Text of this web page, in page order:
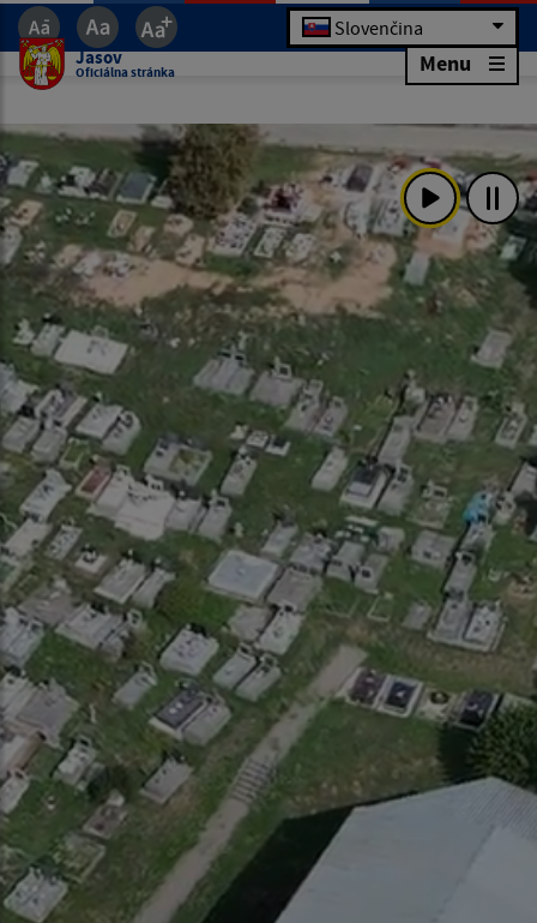
Slovenčina
Jasov
Oficiálna stránka Menu